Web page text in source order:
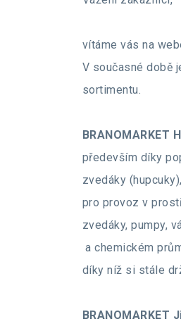
vítáme vás na
V současné době
sortimentu.
BRANOMARKET
především díky
zvedáky
pro provoz v
zvedáky, pumpy,
a chemickém
díky níž si stále
BRANOMARKET